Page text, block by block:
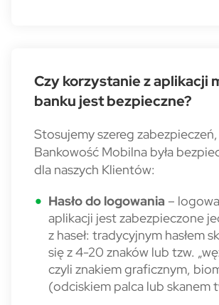
Czy korzystanie z aplikacji
banku jest bezpieczne?
Stosujemy szereg
Bankowość Mobilna była
dla naszych Klientów:
Hasło do logowania –
aplikacji jest zabezpieczone
z haseł: tradycyjnym hasłem
się z 4-20 znaków lub tzw.
czyli znakiem graficznym,
(odciskiem palca lub skanem